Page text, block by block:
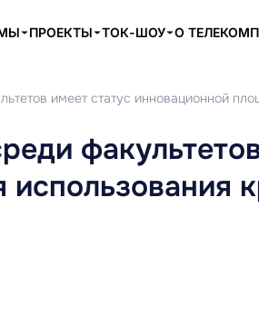
ПРОЕКТЫ ТОК-ШОУ О
имеет статус инновационной